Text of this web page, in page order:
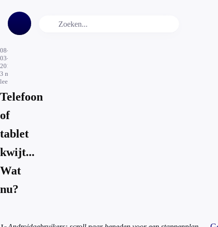
08-
03-
2019
3 min.
leestijd
Telefoon
of
tablet
kwijt...
Wat
nu?